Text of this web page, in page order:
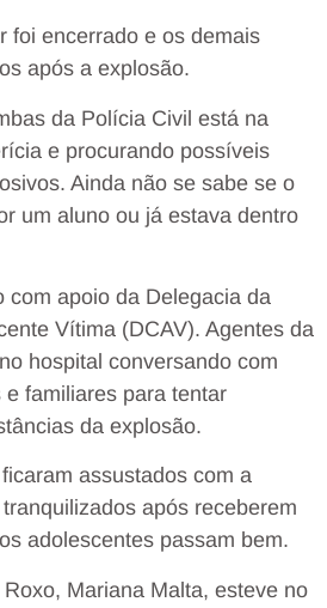
foi encerrado e os demais
após a explosão.
da Polícia Civil está na
e procurando possíveis
Ainda não se sabe se o
um aluno ou já estava dentro
com apoio da Delegacia da
Vítima (DCAV). Agentes da
hospital conversando com
familiares para tentar
da explosão.
assustados com a
após receberem
adolescentes passam bem.
Mariana Malta, esteve no